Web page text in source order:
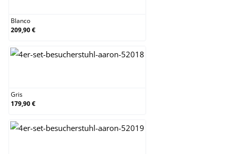
Blanco
209,90 €
Gris
179,90 €